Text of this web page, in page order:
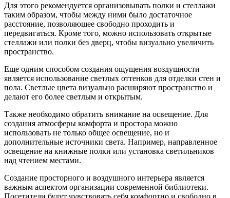
Для этого рекомендуется организовывать полки и стеллажи
таким образом, чтобы между ними было достаточное
расстояние, позволяющее свободно проходить и
передвигаться. Кроме того, можно использовать открытые
стеллажи или полки без дверц, чтобы визуально увеличить
пространство.
Еще одним способом создания ощущения воздушности
является использование светлых оттенков для отделки стен и
пола. Светлые цвета визуально расширяют пространство и
делают его более светлым и открытым.
Также необходимо обратить внимание на освещение. Для
создания атмосферы комфорта и простора можно
использовать не только общее освещение, но и
дополнительные источники света. Например, направленное
освещение на книжные полки или установка светильников
над чтением местами.
Создание просторного и воздушного интерьера является
важным аспектом организации современной библиотеки.
Посетители будут чувствовать себя комфортно и свободно в